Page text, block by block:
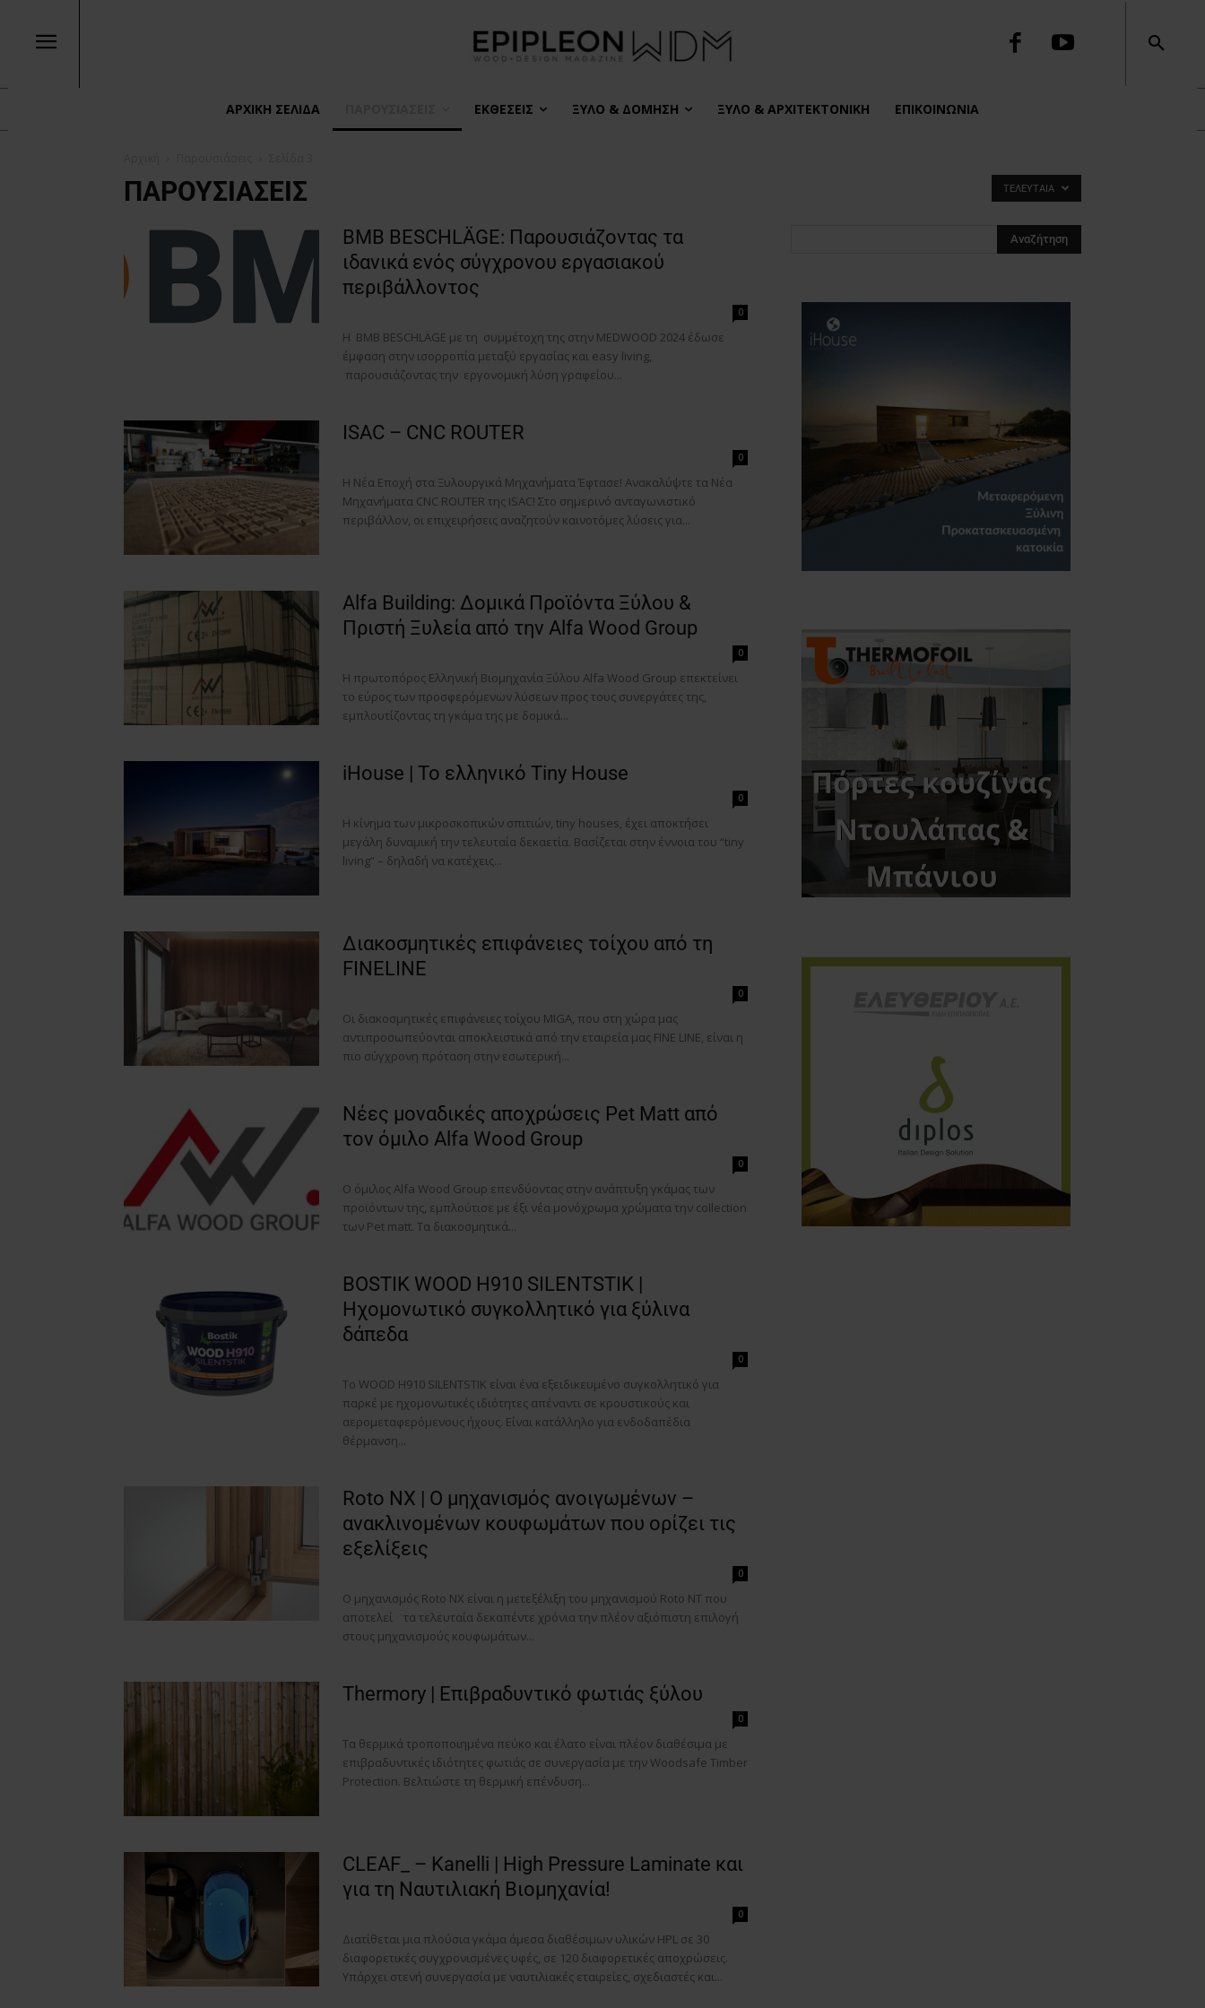
ΑΡΧΙΚΉ ΣΕΛΊΔΑ ΕΚΘΈΣΕΙΣ ΞΎΛΟ & ΔΌΜΗΣΗ ΞΎΛΟ & ΑΡΧΙΤΕΚΤΟΝΙΚΉ ΕΠΙΚΟΙΝΩΝΙΑ
ΠΑΡΟΥΣΙΆΣΕΙΣ ΤΕΛΕΥΤΑΊΑ
BMB BESCHLÄGE: Παρουσιάζοντας τα
ιδανικά ενός σύγχρονου εργασιακού
περιβάλλοντος
0
Η BMB BESCHLÄGE με τη συμμέτοχη της στην MEDWOOD 2024 έδωσε
έμφαση στην ισορροπία μεταξύ εργασίας και easy living,
παρουσιάζοντας την εργονομική λύση γραφείου...
ISAC – CNC ROUTER
0
Η Νέα Εποχή στα Ξυλουργικά Μηχανήματα Έφτασε! Ανακαλύψτε τα Νέα
Μηχανήματα CNC ROUTER της ISAC! Στο σημερινό ανταγωνιστικό
περιβάλλον, οι επιχειρήσεις αναζητούν καινοτόμες λύσεις για...
Alfa Building: Δομικά Προϊόντα Ξύλου &
Πριστή Ξυλεία από την Alfa Wood Group
0
Η πρωτοπόρος Ελληνική Βιομηχανία Ξύλου Alfa Wood Group επεκτείνει
το εύρος των προσφερόμενων λύσεων προς τους συνεργάτες της,
εμπλουτίζοντας τη γκάμα της με δομικά...
iHouse | Το ελληνικό Tiny House
0
Η κίνημα των μικροσκοπικών σπιτιών, tiny houses, έχει αποκτήσει
μεγάλη δυναμική την τελευταία δεκαετία. Βασίζεται στην έννοια του “tiny
living” – δηλαδή να κατέχεις...
Διακοσμητικές επιφάνειες τοίχου από τη
FINELINE
0
Οι διακοσμητικές επιφάνειες τοίχου MIGA, που στη χώρα μας
αντιπροσωπεύονται αποκλειστικά από την εταιρεία μας FINE LINE, είναι η
πιο σύγχρονη πρόταση στην εσωτερική...
Νέες μοναδικές αποχρώσεις Pet Matt από
τον όμιλο Alfa Wood Group
0
O όμιλος Alfa Wood Group επενδύοντας στην ανάπτυξη γκάμας των
προϊόντων της, εμπλούτισε με έξι νέα μονόχρωμα χρώματα την collection
των Pet matt. Τα διακοσμητικά...
BOSTIK WOOD H910 SILENTSTIK |
Ηχομονωτικό συγκολλητικό για ξύλινα
δάπεδα
0
Το WOOD H910 SILENTSTIK είναι ένα εξειδικευμένο συγκολλητικό για
παρκέ με ηχομονωτικές ιδιότητες απέναντι σε κρουστικούς και
αερομεταφερόμενους ήχους. Είναι κατάλληλο για ενδοδαπέδια
θέρμανση...
Roto NX | O μηχανισμός ανοιγωμένων –
ανακλινομένων κουφωμάτων που ορίζει τις
εξελίξεις
0
Ο μηχανισμός Roto NX είναι η μετεξέλιξη του μηχανισμού Roto NT που
αποτελεί τα τελευταία δεκαπέντε χρόνια την πλέον αξιόπιστη επιλογή
στους μηχανισμούς κουφωμάτων...
Thermory | Επιβραδυντικό φωτιάς ξύλου
0
Τα θερμικά τροποποιημένα πεύκο και έλατο είναι πλέον διαθέσιμα με
επιβραδυντικές ιδιότητες φωτιάς σε συνεργασία με την Woodsafe Timber
Protection. Βελτιώστε τη θερμική επένδυση...
CLEAF_ – Κanelli | High Pressure Laminate και
για τη Ναυτιλιακή Βιομηχανία!
0
Διατίθεται μια πλούσια γκάμα άμεσα διαθέσιμων υλικών HPL σε 30
διαφορετικές συγχρονισμένες υφές, σε 120 διαφορετικές αποχρώσεις.
Υπάρχει στενή συνεργασία με ναυτιλιακές εταιρείες, σχεδιαστές και...
Για να μαθαίνετε πρώτοι τα νέα και όλες τις τάσεις του
κλάδου, εγγραφείτε στο newsletter μας!
Ευχαριστώ, αλλά δεν ενδιαφέρομαι αυτή την στιγμή